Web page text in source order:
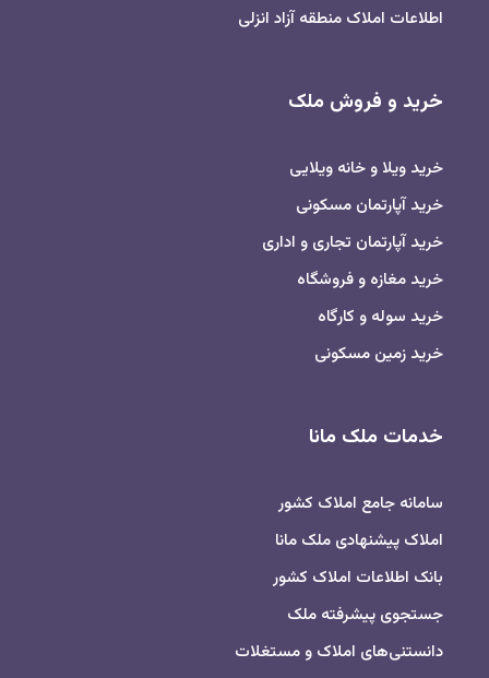
اطلاعات املاک منطقه آزاد انزلی
خرید و فروش ملک
خرید ویلا و خانه ویلایی
خرید آپارتمان مسکونی
خرید آپارتمان تجاری و اداری
خرید مغازه و فروشگاه
خرید سوله و کارگاه
خرید زمین مسکونی
خدمات ملک مانا
سامانه جامع املاک کشور
املاک پیشنهادی ملک مانا
بانک اطلاعات املاک کشور
جستجوی پیشرفته ملک
دانستنی‌های املاک و مستغلات